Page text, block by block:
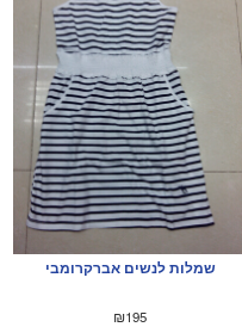
שמלות לנשים אברקרומבי
₪195